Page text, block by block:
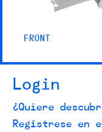
FRONT
Login
¿Quiere
Regístrese en